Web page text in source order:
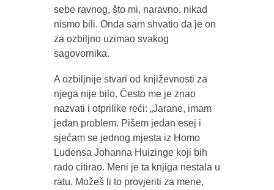
sebe ravnog, što mi, naravno, nikad
nismo bili. Onda sam shvatio da je on
za ozbiljno uzimao svakog
sagovornika.
A ozbiljnije stvari od književnosti za
njega nije bilo. Često me je znao
nazvati i otprilike reći: „Jarane, imam
jedan problem. Pišem jedan esej i
sjećam se jednog mjesta iz Homo
Ludensa Johanna Huizinge koji bih
rado citirao. Meni je ta knjiga nestala u
ratu. Možeš li to provjeriti za mene,